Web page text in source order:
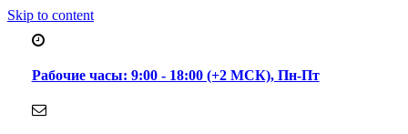
Skip to content
Рабочие часы: 9:00 - 18:00 (+2 МСК), Пн-Пт